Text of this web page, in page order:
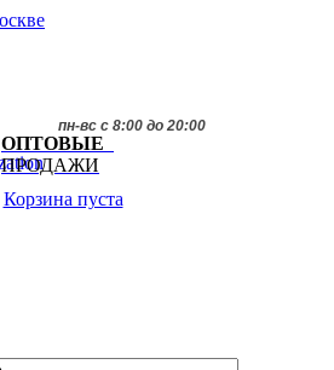
пн-вс с 8:00 до 20:00
ОПТОВЫЕ
ПРОДАЖИ
Корзина пуста